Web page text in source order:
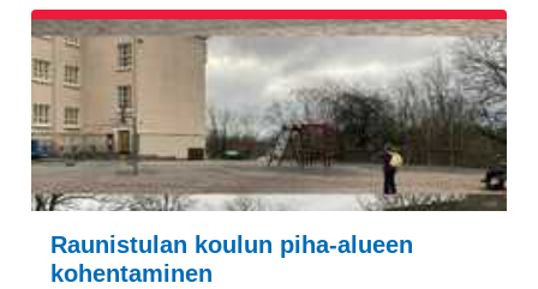
Raunistulan koulun piha-alueen
kohentaminen